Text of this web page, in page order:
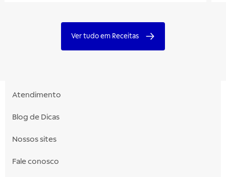
Ver tudo em Receitas
Atendimento
Blog de Dicas
Nossos sites
Fale conosco